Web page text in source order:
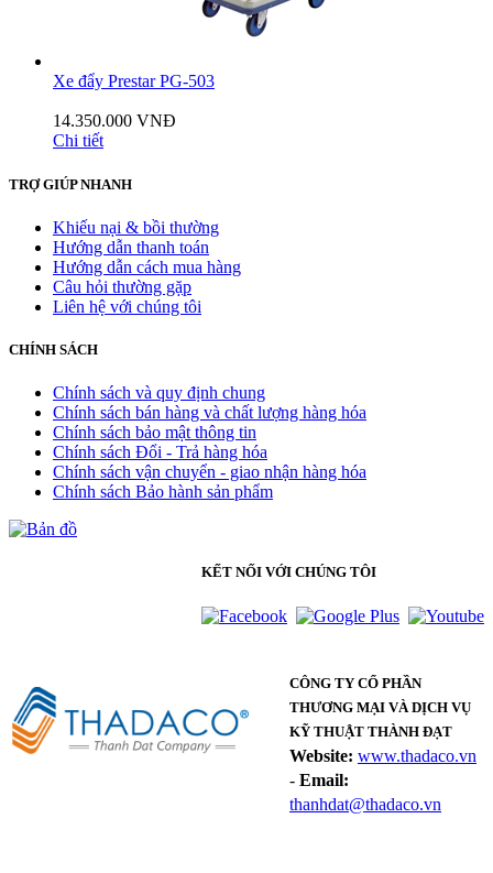
Xe đẩy Prestar PG-503
14.350.000 VNĐ
Chi tiết
TRỢ GIÚP NHANH
Khiếu nại & bồi thường
Hướng dẫn thanh toán
Hướng dẫn cách mua hàng
Câu hỏi thường gặp
Liên hệ với chúng tôi
CHÍNH SÁCH
Chính sách và quy định chung
Chính sách bán hàng và chất lượng hàng hóa
Chính sách bảo mật thông tin
Chính sách Đổi - Trả hàng hóa
Chính sách vận chuyển - giao nhận hàng hóa
Chính sách Bảo hành sản phẩm
KẾT NỐI VỚI CHÚNG TÔI
CÔNG TY CỔ PHẦN
THƯƠNG MẠI VÀ DỊCH VỤ
KỸ THUẬT THÀNH ĐẠT
Website: www.thadaco.vn
- Email:
thanhdat@thadaco.vn